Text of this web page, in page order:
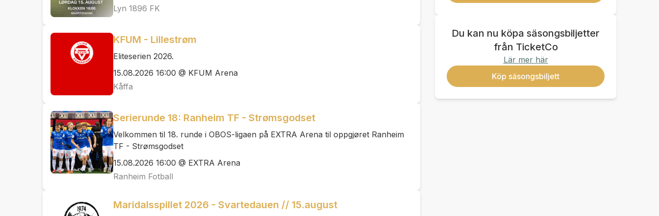
Lyn 1896 FK
KFUM - Lillestrøm
Eliteserien 2026.
15.08.2026 16:00 @ KFUM Arena
Kåffa
Serierunde 18: Ranheim TF - Strømsgodset
Velkommen til 18. runde i OBOS-ligaen på EXTRA Arena til oppgjøret Ranheim
TF - Strømsgodset
15.08.2026 16:00 @ EXTRA Arena
Ranheim Fotball
Maridalsspillet 2026 - Svartedauen // 15.august
Du kan nu köpa säsongsbiljetter
från TicketCo
Lär mer här
Köp säsongsbiljett